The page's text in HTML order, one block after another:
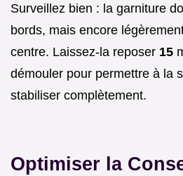
Surveillez bien : la garniture
bords, mais encore
centre. Laissez-la reposer 15
démouler pour permettre à la
stabiliser complètement.
Optimiser la